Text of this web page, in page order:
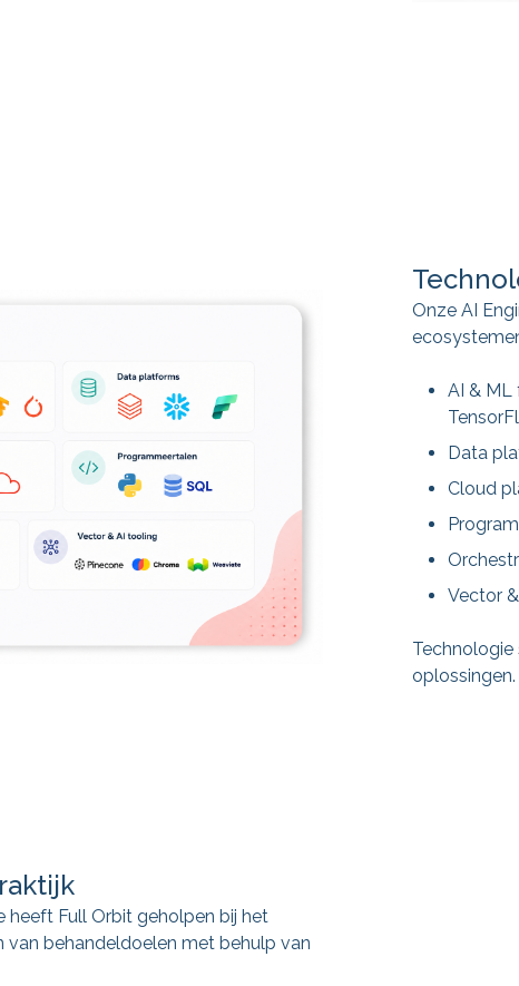
Onze AI
AI & ML
Data
Cloud
Vector
oplossingen.
heeft Full Orbit geholpen bij het
behandeldoelen met behulp van